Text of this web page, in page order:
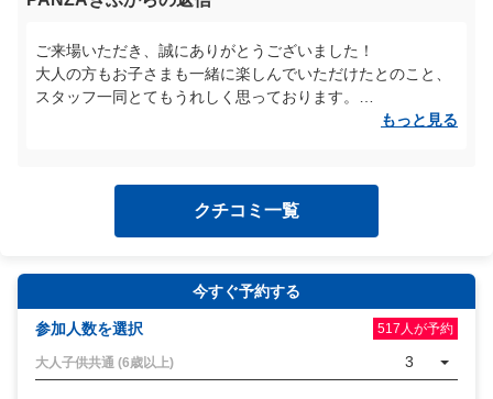
ご来場いただき、誠にありがとうございました！
大人の方もお子さまも一緒に楽しんでいただけたとのこと、
スタッフ一同とてもうれしく思っております。
季節によってまた違った景色や楽しみ方もございますので、
ぜひまた遊びにいらしてくださいね！
もっと見る
クチコミ一覧
今すぐ予約する
517人が予約
参加人数を選択
大人子供共通 (6歳以上) 3